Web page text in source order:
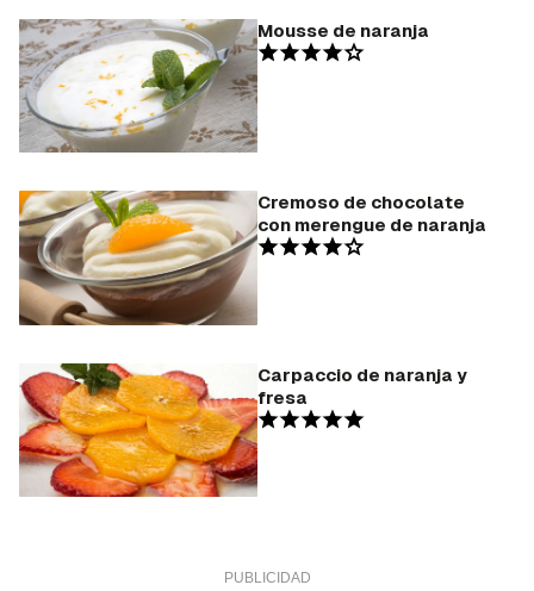
Mousse de naranja
Cremoso de chocolate
con merengue de naranja
Carpaccio de naranja y
fresa